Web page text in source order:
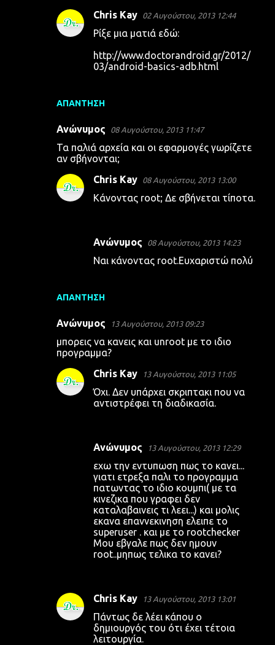
ΑΠΆΝΤΗΣΗ
Chris Kay 02 Αυγούστου, 2013 12:44
Ρίξε μια ματιά εδώ:
http://www.doctorandroid.gr/2012/
03/android-basics-adb.html
Ανώνυμος 08 Αυγούστου, 2013 11:47
Τα παλιά αρχεία και οι εφαρμογές γωρίζετε
αν σβήνονται;
ΑΠΆΝΤΗΣΗ
Chris Kay 08 Αυγούστου, 2013 13:00
Κάνοντας root; Δε σβήνεται τίποτα.
Ανώνυμος 08 Αυγούστου, 2013 14:23
Ναι κάνοντας root.Ευχαριστώ πολύ
Ανώνυμος 13 Αυγούστου, 2013 09:23
μπορεις να κανεις και unroot με το ιδιο
προγραμμα?
Chris Kay 13 Αυγούστου, 2013 11:05
Όχι. Δεν υπάρχει σκριπτακι που να
αντιστρέφει τη διαδικασία.
Ανώνυμος 13 Αυγούστου, 2013 12:29
εχω την εντυπωση πως το κανει...
γιατι ετρεξα παλι το προγραμμα
πατωντας το ιδιο κουμπι( με τα
κινεζικα που γραφει δεν
καταλαβαινεις τι λεει...) και μολις
εκανα επαννεκινηση ελειπε το
superuser . και με το rootchecker
Μου εβγαλε πως δεν ημουν
root..μηπως τελικα το κανει?
Chris Kay 13 Αυγούστου, 2013 13:01
Πάντως δε λέει κάπου ο
δημιουργός του ότι έχει τέτοια
λειτουργία.